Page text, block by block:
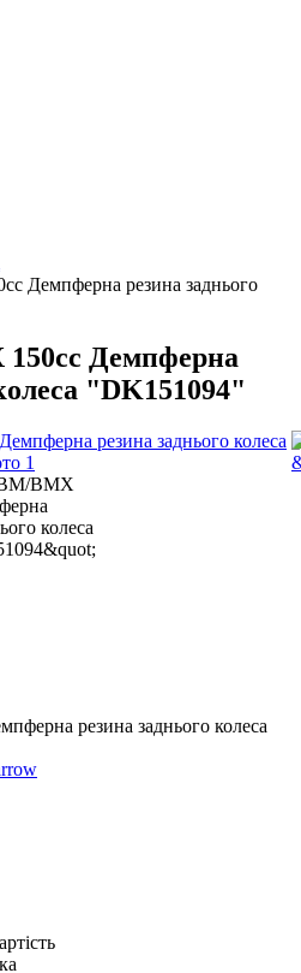
Демпферна резина заднього
Демпферна
"DK151094"
резина заднього колеса